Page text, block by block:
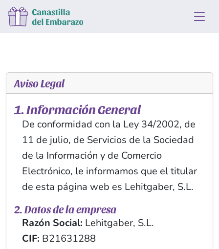
Aviso Legal
1. Información General
De conformidad con la Ley 34/2002, de
11 de julio, de Servicios de la Sociedad
de la Información y de Comercio
Electrónico, le informamos que el titular
de esta página web es Lehitgaber, S.L.
2. Datos de la empresa
Razón Social: Lehitgaber, S.L.
CIF: B21631288